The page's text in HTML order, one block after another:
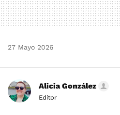
27 Mayo 2026
Alicia González
Editor